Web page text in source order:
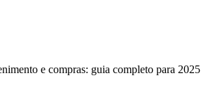
e compras: guia completo para 2025